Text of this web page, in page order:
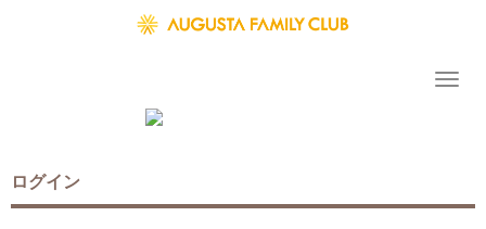
ログイン